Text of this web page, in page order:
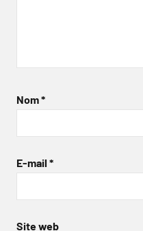
Nom*
E-mail *
Site web